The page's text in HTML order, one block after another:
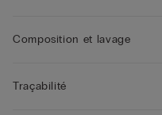
Composition et lavage
Traçabilité